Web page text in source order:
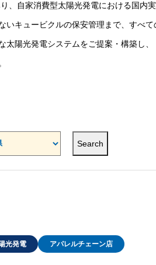
、自家消費型太陽光発電における国内
キュービクルの保安管理まで、すべて
陽光発電システムをご提案・構築し、
光発電 アパレルチェーン店